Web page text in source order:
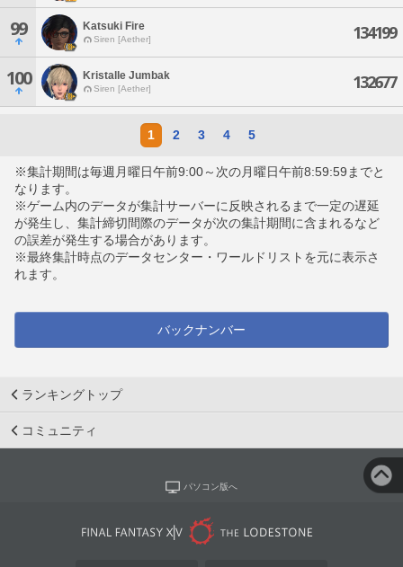
99 Katsuki Fire
Siren [Aether] 134199
100 Kristalle Jumbak
Siren [Aether] 132677
1 2 3 4 5
※集計期間は毎週月曜日午前9:00～次の月曜日午前8:59:59までと
なります。
※ゲーム内のデータが集計サーバーに反映されるまで一定の遅延
が発生し、集計締切間際のデータが次の集計期間に含まれるなど
の誤差が発生する場合があります。
※最終集計時点のデータセンター・ワールドリストを元に表示さ
れます。
バックナンバー
ランキングトップ
コミュニティ
パソコン版へ